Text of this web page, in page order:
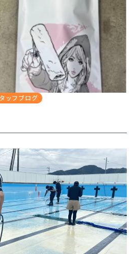
ッフブログ